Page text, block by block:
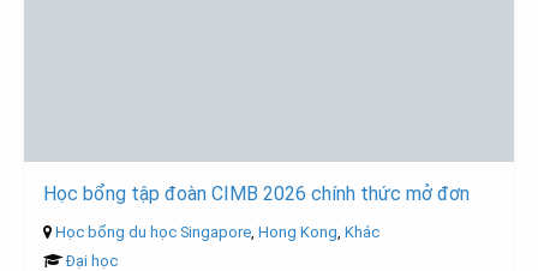
Học bổng tập đoàn CIMB 2026 chính thức mở đơn
Học bổng du học Singapore Hong Kong Khác
Đại học